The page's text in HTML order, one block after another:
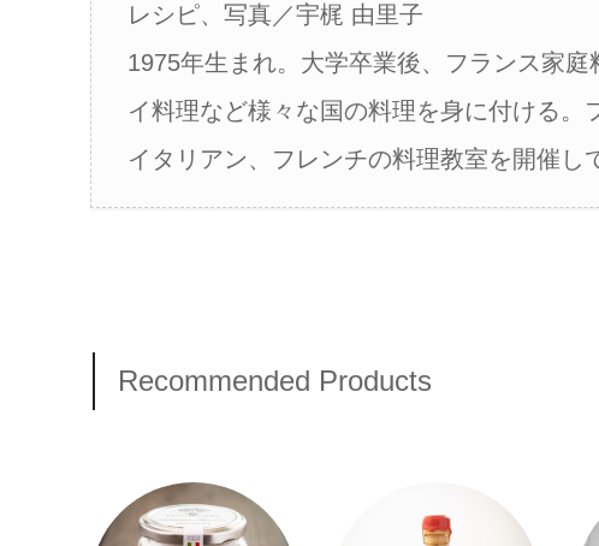
レシピ、写真／宇梶 由里子
1975年生まれ。大学卒業後、フランス家
イ料理など様々な国の料理を身に付ける
イタリアン、フレンチの料理教室を開催し
Recommended Products